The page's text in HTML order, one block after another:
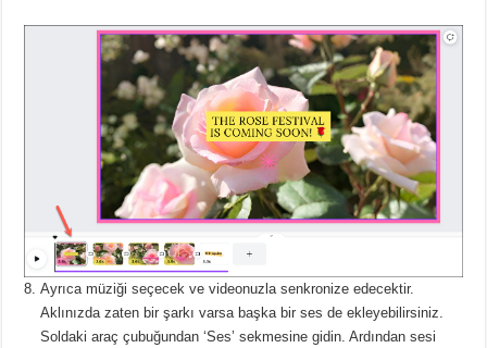
Ayrıca müziği seçecek ve videonuzla senkronize edecektir.
Aklınızda zaten bir şarkı varsa başka bir ses de ekleyebilirsiniz.
Soldaki araç çubuğundan ‘Ses’ sekmesine gidin.Ardından sesi